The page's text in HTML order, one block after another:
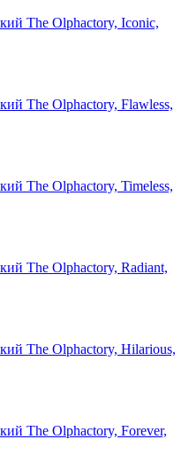
The Olphactory, Iconic,
The Olphactory, Flawless,
The Olphactory, Timeless,
The Olphactory, Radiant,
The Olphactory, Hilarious,
The Olphactory, Forever,